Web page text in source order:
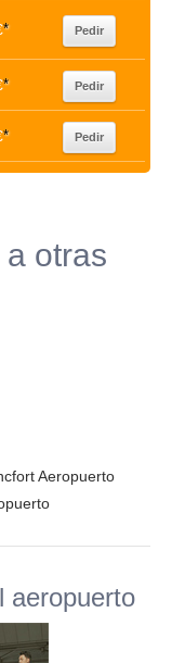
* Pedir
* Pedir
* Pedir
otras
Aeropuerto
aeropuerto